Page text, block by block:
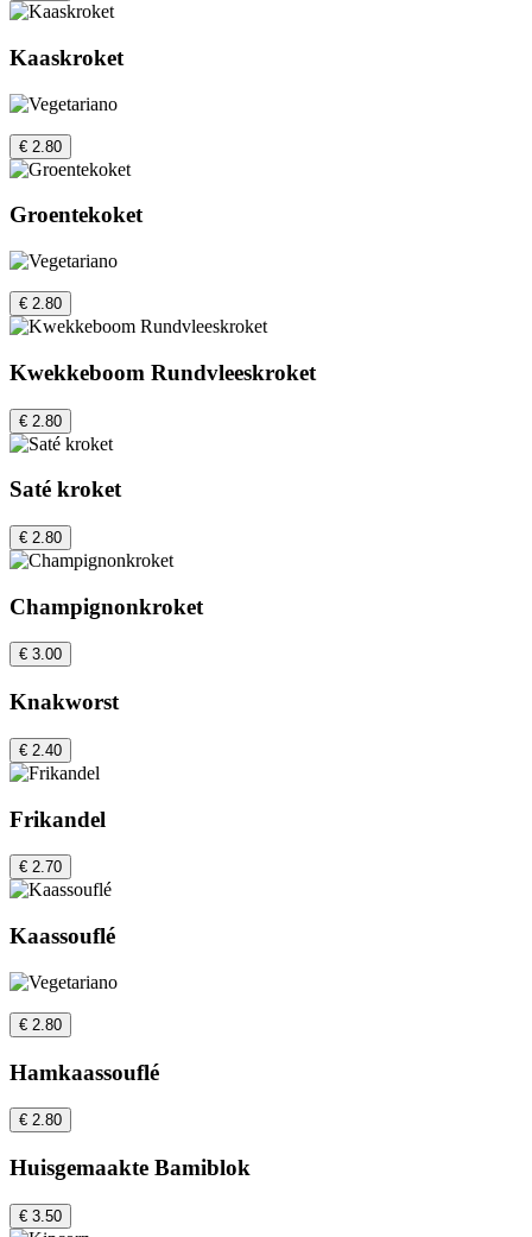
Kaaskroket
€ 2.80
Groentekoket
€ 2.80
Kwekkeboom Rundvleeskroket
€ 2.80
Saté kroket
€ 2.80
Champignonkroket
€ 3.00
Knakworst
€ 2.40
Frikandel
€ 2.70
Kaassouflé
€ 2.80
Hamkaassouflé
€ 2.80
Huisgemaakte Bamiblok
€ 3.50